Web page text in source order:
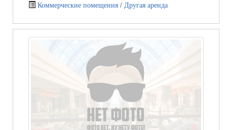
Коммерческие помещения / Другая аренда